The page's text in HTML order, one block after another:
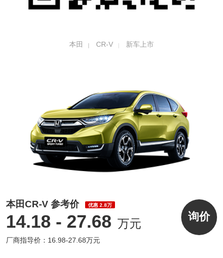
间使其增加了更大竞争力。
本田 CR-V 新车上市
本田CR-V 参考价 优惠 2.8万
14.18 - 27.68 万元
厂商指导价：16.98-27.68万元
询价